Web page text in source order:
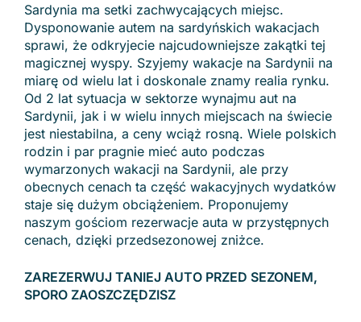
Sardynia ma setki zachwycających miejsc.
Dysponowanie autem na sardyńskich wakacjach
sprawi, że odkryjecie najcudowniejsze zakątki tej
magicznej wyspy. Szyjemy wakacje na Sardynii na
miarę od wielu lat i doskonale znamy realia rynku.
Od 2 lat sytuacja w sektorze wynajmu aut na
Sardynii, jak i w wielu innych miejscach na świecie
jest niestabilna, a ceny wciąż rosną. Wiele polskich
rodzin i par pragnie mieć auto podczas
wymarzonych wakacji na Sardynii, ale przy
obecnych cenach ta część wakacyjnych wydatków
staje się dużym obciążeniem. Proponujemy
naszym gościom rezerwacje auta w przystępnych
cenach, dzięki przedsezonowej zniżce.
ZAREZERWUJ TANIEJ AUTO PRZED SEZONEM,
SPORO ZAOSZCZĘDZISZ